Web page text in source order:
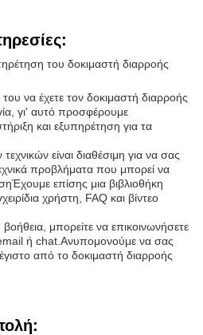
του δοκιμαστή διαρροής
να έχετε τον δοκιμαστή διαρροής
γι' αυτό προσφέρουμε
και εξυπηρέτηση για τα
είναι διαθέσιμη για να σας
προβλήματα που μπορεί να
επίσης μια βιβλιοθήκη
χρήστη, FAQ και βίντεο
μπορείτε να επικοινωνήσετε
ή chat.Ανυπομονούμε να σας
από το δοκιμαστή διαρροής